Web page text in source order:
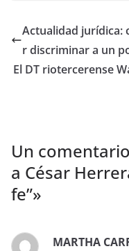
Actualidad jurídica:
r discriminar a un
El DT riotercerense
Un
a César
fe”»
MARTHA